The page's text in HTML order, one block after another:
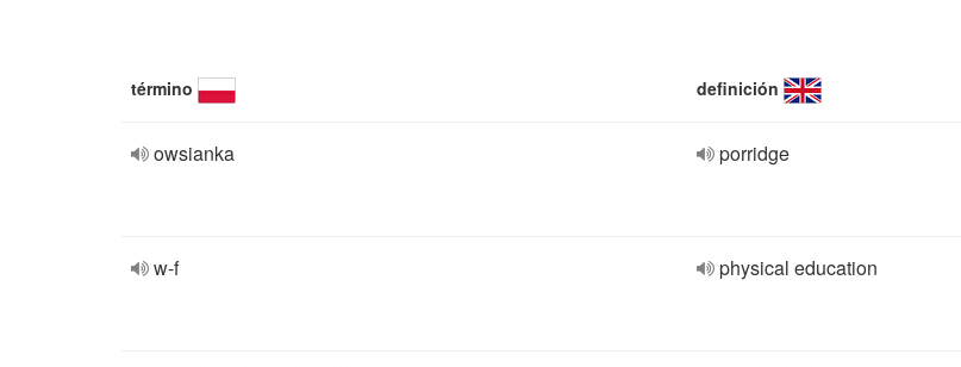
término definición
owsianka porridge
w-f physical education